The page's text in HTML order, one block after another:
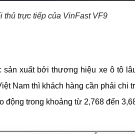
thủ trực tiếp của VinFast VF9
xuất bởi thương hiệu xe ô tô
Nam thì khách hàng cần phải chi
trong khoảng từ 2,768 đến